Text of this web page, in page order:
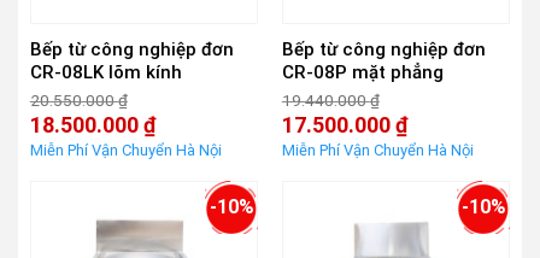
Bếp từ công nghiệp đơn
CR-08LK lõm kính
20.550.000₫
Giá
gốc
là:
18.500.000₫
Giá
Bếp từ công nghiệp đơn
CR-08P mặt phẳng
19.440.000₫
Giá
gốc
là:
17.500.000₫
Giá
-10% -10%